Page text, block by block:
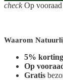
checkOp vooraad
Waarom
5% korting
Op
Gratis